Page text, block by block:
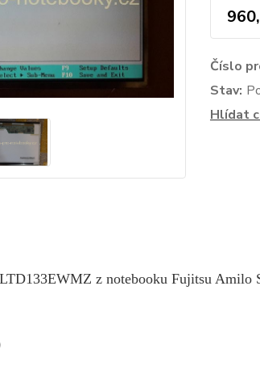
Číslo
Stav:
Hlídat
z notebooku Fujitsu Amilo